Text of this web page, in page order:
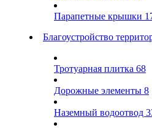
Парапетные крышки
Благоустройство
Тротуарная плитка 68
Дорожные элементы 8
Наземный водоотвод